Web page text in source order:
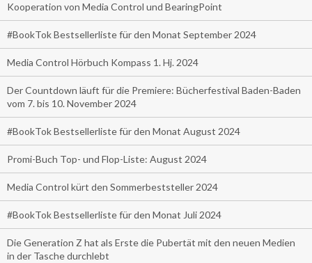
Kooperation von Media Control und BearingPoint
#BookTok Bestsellerliste für den Monat September 2024
Media Control Hörbuch Kompass 1. Hj. 2024
Der Countdown läuft für die Premiere: Bücherfestival Baden-Baden
vom 7. bis 10. November 2024
#BookTok Bestsellerliste für den Monat August 2024
Promi-Buch Top- und Flop-Liste: August 2024
Media Control kürt den Sommerbeststeller 2024
#BookTok Bestsellerliste für den Monat Juli 2024
Die Generation Z hat als Erste die Pubertät mit den neuen Medien
in der Tasche durchlebt